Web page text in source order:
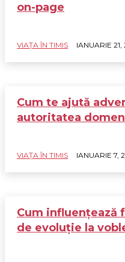
on-page
VIAȚA ÎN TIMIS IANUARIE
Cum te ajută
autoritatea
VIAȚA ÎN TIMIS IANUARIE 7,
Cum influențează
de evoluție la